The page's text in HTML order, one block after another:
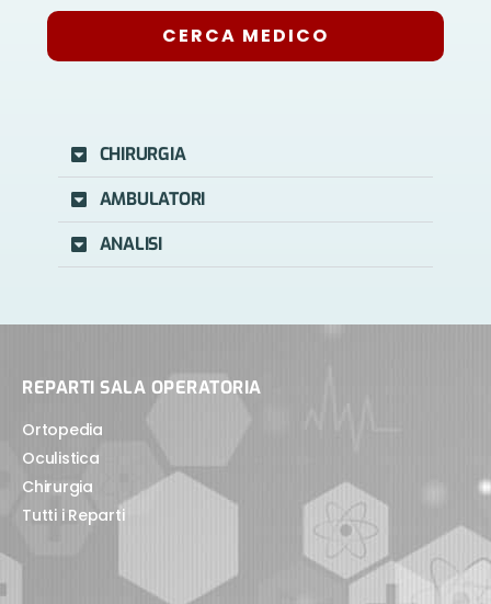
CERCA MEDICO
CHIRURGIA
AMBULATORI
ANALISI
REPARTI SALA OPERATORIA
Ortopedia
Oculistica
Chirurgia
Tutti i Reparti